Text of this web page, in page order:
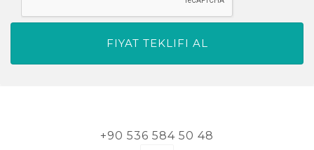
+90 536 584 50 48